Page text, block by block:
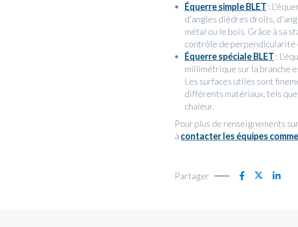
Équerre simple BLET :
d'angles dièdres droits,
métal ou le bois. Grâce à sa
contrôle de perpendicularité
Équerre spéciale BLET :
millimétrique sur la branche
Les surfaces utiles sont
différents matériaux, tels
chaleur.
Pour plus de renseignements
à contacter les équipes
Partager